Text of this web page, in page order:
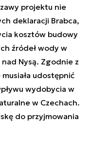
projektu nie
deklaracji Brabca,
kosztów budowy
źródeł wody w
Nysą. Zgodnie z
udostępnić
wydobycia w
w Czechach.
do przyjmowania